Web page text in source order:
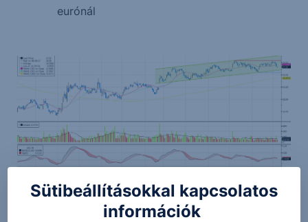
eurónál
Forrás: Bloomberg, Erste
Sütibeállításokkal kapcsolatos
információk